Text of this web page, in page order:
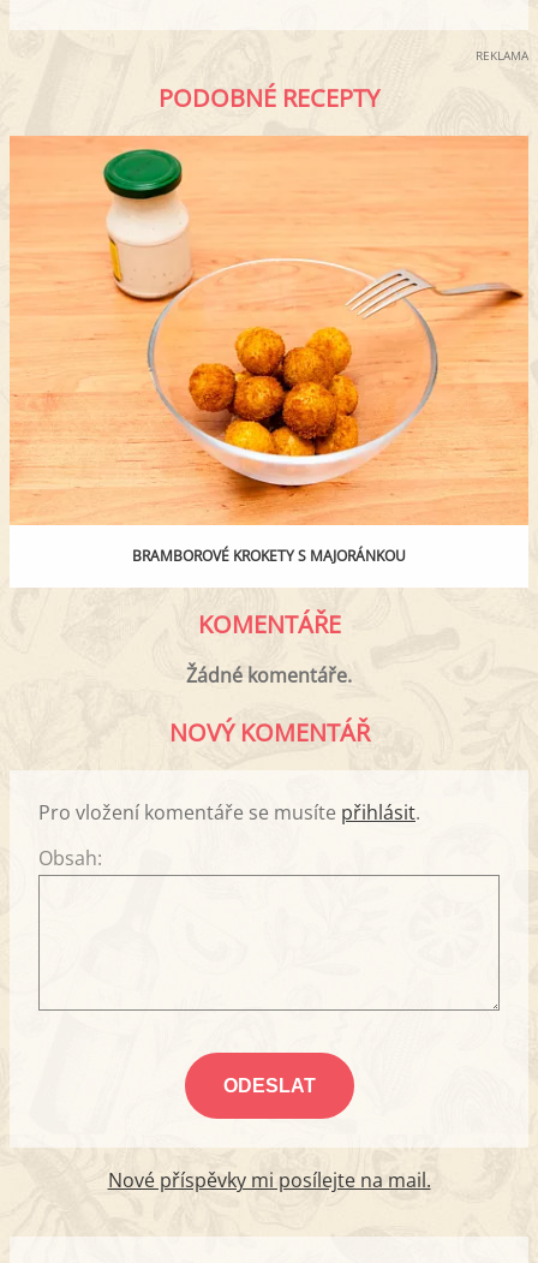
REKLAMA
PODOBNÉ RECEPTY
BRAMBOROVÉ KROKETY S MAJORÁNKOU
KOMENTÁŘE
Žádné komentáře.
NOVÝ KOMENTÁŘ
Pro vložení komentáře se musíte přihlásit.
Obsah:
Nové příspěvky mi posílejte na mail.